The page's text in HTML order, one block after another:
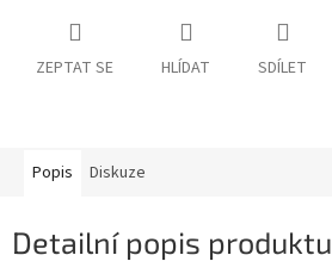
ZEPTAT SE HLÍDAT SDÍLET
Popis Diskuze
Detailní popis produktu